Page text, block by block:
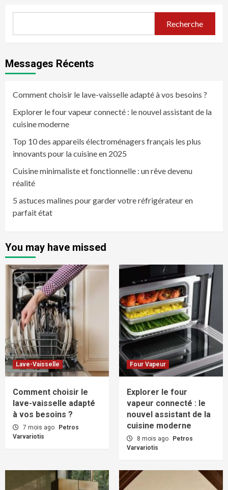
Recherche
Messages Récents
Comment choisir le lave-vaisselle adapté à vos besoins ?
Explorer le four vapeur connecté : le nouvel assistant de la
cuisine moderne
Top 10 des appareils électroménagers français les plus
innovants pour la cuisine en 2025
Cuisine minimaliste et fonctionnelle : un rêve devenu
réalité
5 astuces malines pour garder votre réfrigérateur en
parfait état
You may have missed
Lave-Vaisselle
Comment choisir le
lave-vaisselle adapté
à vos besoins ?
7 mois ago
Petros
Varvariotis
Four Vapeur
Explorer le four
vapeur connecté : le
nouvel assistant de la
cuisine moderne
8 mois ago
Petros
Varvariotis